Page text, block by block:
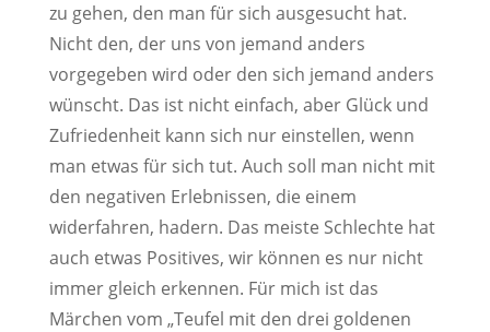
zu gehen, den man für sich ausgesucht hat.
Nicht den, der uns von jemand anders
vorgegeben wird oder den sich jemand anders
wünscht. Das ist nicht einfach, aber Glück und
Zufriedenheit kann sich nur einstellen, wenn
man etwas für sich tut. Auch soll man nicht mit
den negativen Erlebnissen, die einem
widerfahren, hadern. Das meiste Schlechte hat
auch etwas Positives, wir können es nur nicht
immer gleich erkennen. Für mich ist das
Märchen vom „Teufel mit den drei goldenen